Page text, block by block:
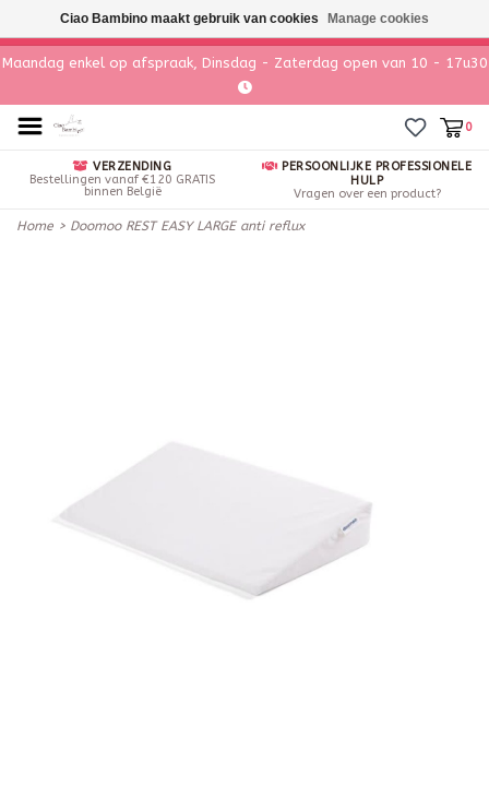
Maandag enkel op afspraak, Dinsdag - Zaterdag open van 10 - 17u30
0
VERZENDING
Bestellingen vanaf €120 GRATIS
binnen België
PERSOONLIJKE PROFESSIONELE
HULP
Vragen over een product?
Home > Doomoo REST EASY LARGE anti reflux
Ciao Bambino maakt gebruik van cookies Manage cookies